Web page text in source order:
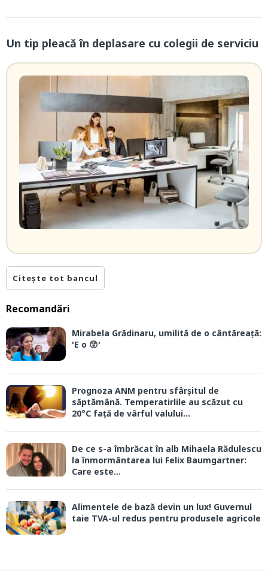
Un tip pleacă în deplasare cu colegii de serviciu
Citește tot bancul
Recomandări
Mirabela Grădinaru, umilită de o cântăreață:
'E o 😲'
Prognoza ANM pentru sfârșitul de
săptămână. Temperatirlile au scăzut cu
20°C față de vârful valului...
De ce s-a îmbrăcat în alb Mihaela Rădulescu
la înmormântarea lui Felix Baumgartner:
Care este...
Alimentele de bază devin un lux! Guvernul
taie TVA-ul redus pentru produsele agricole